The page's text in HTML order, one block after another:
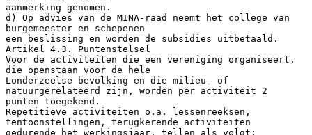
aanmerking genomen.
d) Op advies van de MINA-raad neemt het college van
burgemeester en schepenen
een beslissing en worden de subsidies uitbetaald.
Artikel 4.3. Puntenstelsel
Voor de activiteiten die een vereniging organiseert,
die openstaan voor de hele
Londerzeelse bevolking en die milieu- of
natuurgerelateerd zijn, worden per activiteit 2
punten toegekend.
Repetitieve activiteiten o.a. lessenreeksen,
tentoonstellingen, terugkerende activiteiten
gedurende het werkingsjaar, tellen als volgt: